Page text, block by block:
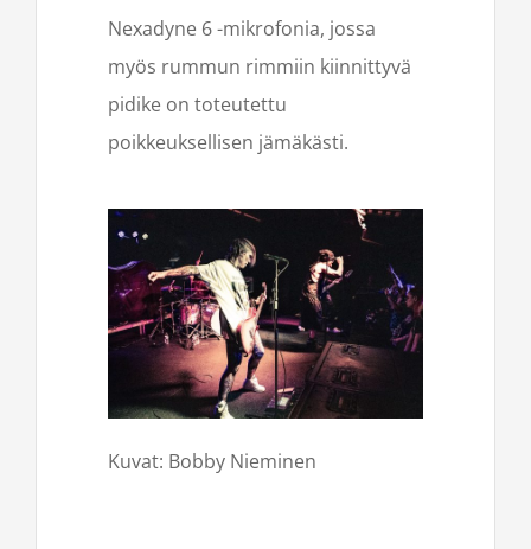
Nexadyne 6 -mikrofonia, jossa
myös rummun rimmiin kiinnittyvä
pidike on toteutettu
poikkeuksellisen jämäkästi.
Kuvat: Bobby Nieminen